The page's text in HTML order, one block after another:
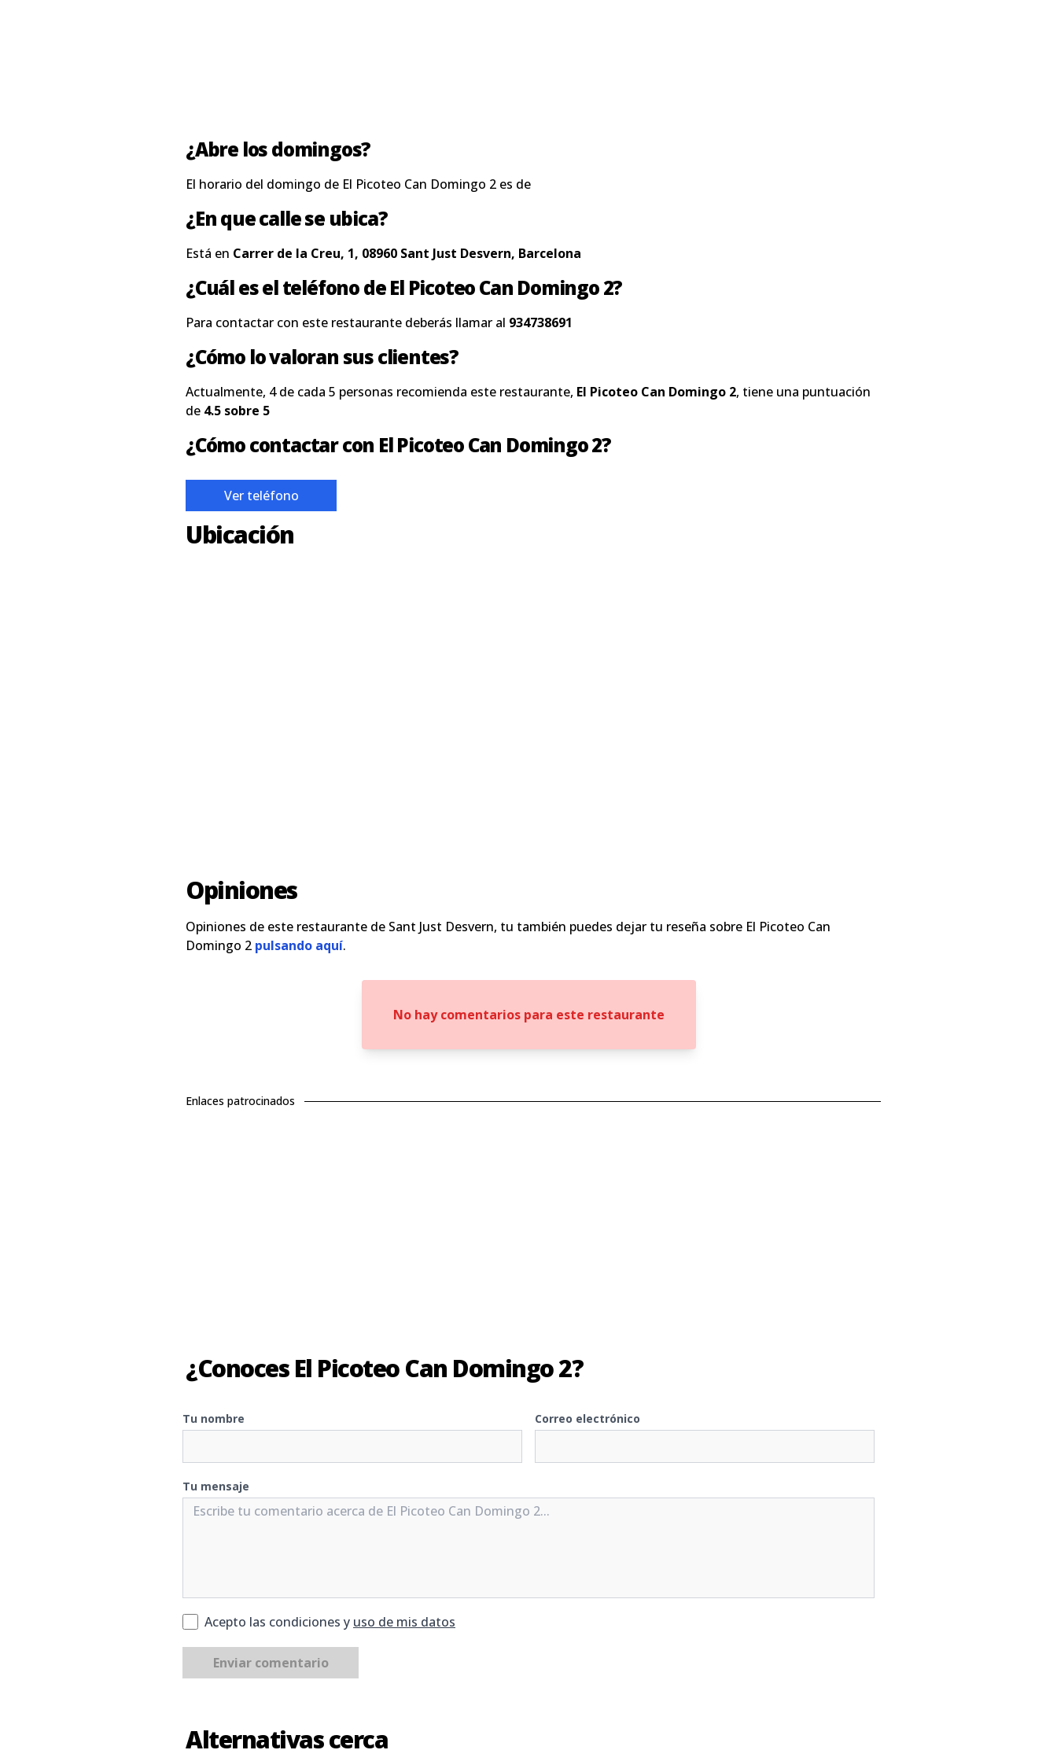
¿Abre los domingos?
El horario del domingo de El Picoteo Can Domingo 2 es de
¿En que calle se ubica?
Está en Carrer de la Creu, 1, 08960 Sant Just Desvern, Barcelona
¿Cuál es el teléfono de El Picoteo Can Domingo 2?
Para contactar con este restaurante deberás llamar al 934738691
¿Cómo lo valoran sus clientes?
Actualmente, 4 de cada 5 personas recomienda este restaurante, El Picoteo Can Domingo 2, tiene una puntuación
de 4.5 sobre 5
¿Cómo contactar con El Picoteo Can Domingo 2?
Ver teléfono
Ubicación
Opiniones
Opiniones de este restaurante de Sant Just Desvern, tu también puedes dejar tu reseña sobre El Picoteo Can
Domingo 2 pulsando aquí.
No hay comentarios para este restaurante
Enlaces patrocinados
¿Conoces El Picoteo Can Domingo 2?
Tu nombre Correo electrónico
Tu mensaje
Acepto las condiciones y uso de mis datos
Enviar comentario
Alternativas cerca